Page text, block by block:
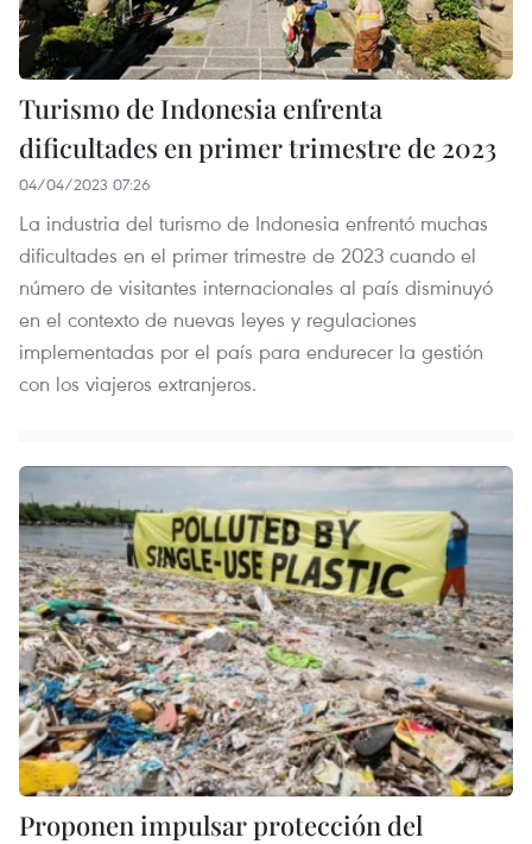
Turismo de Indonesia enfrenta
dificultades en primer trimestre de 2023
04/04/2023 07:26
La industria del turismo de Indonesia enfrentó muchas
dificultades en el primer trimestre de 2023 cuando el
número de visitantes internacionales al país disminuyó
en el contexto de nuevas leyes y regulaciones
implementadas por el país para endurecer la gestión
con los viajeros extranjeros.
Proponen impulsar protección del